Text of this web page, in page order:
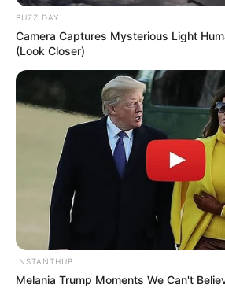
ΤΑΥΤΟΤΗΤΑ ΚΑΙ ΕΠΙΚΟΙΝΩΝΙΑ
© 2025 EVIANEWS του
BUZZ DAY
Camera Captures Mysterious Light
(Look Closer)
INSTANTHUB
Melania Trump Moments We Can't